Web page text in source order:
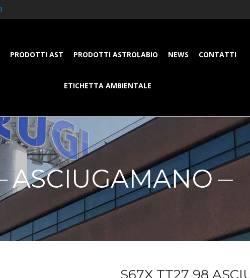
PRODOTTI AST PRODOTTI ASTROLABIO NEWS CONTATTI
ETICHETTA AMBIENTALE
ASCIUGAMANO
S67X TT27 98